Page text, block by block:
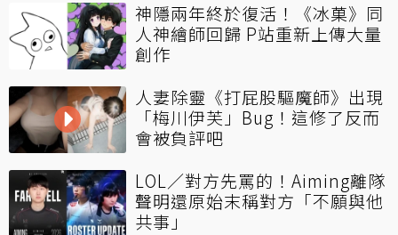
神隱兩年終於復活！《冰菓》同
人神繪師回歸 P站重新上傳大量
創作
人妻除靈《打屁股驅魔師》出現
「梅川伊芙」Bug！這修了反而
會被負評吧
LOL／對方先罵的！Aiming離隊
聲明還原始末稱對方「不願與他
共事」